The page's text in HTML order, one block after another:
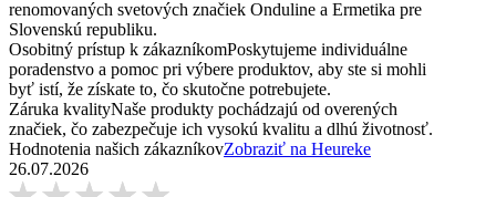
renomovaných svetových značiek Onduline a Ermetika pre
Slovenskú republiku.
Osobitný prístup k zákazníkomPoskytujeme individuálne
poradenstvo a pomoc pri výbere produktov, aby ste si mohli
byť istí, že získate to, čo skutočne potrebujete.
Záruka kvalityNaše produkty pochádzajú od overených
značiek, čo zabezpečuje ich vysokú kvalitu a dlhú životnosť.
Hodnotenia našich zákazníkovZobraziť na Heureke
26.07.2026